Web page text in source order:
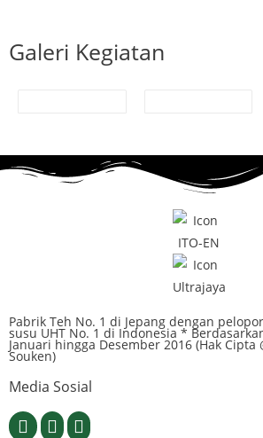
Galeri Kegiatan
Pabrik Teh No. 1 di Jepang dengan
susu UHT No. 1 di Indonesia *
Januari hingga Desember 2016 (Hak Cipta
Souken)
Media Sosial